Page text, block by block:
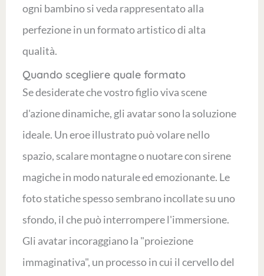
ogni bambino si veda rappresentato alla
perfezione in un formato artistico di alta
qualità.
Quando scegliere quale formato
Se desiderate che vostro figlio viva scene
d'azione dinamiche, gli avatar sono la soluzione
ideale. Un eroe illustrato può volare nello
spazio, scalare montagne o nuotare con sirene
magiche in modo naturale ed emozionante. Le
foto statiche spesso sembrano incollate su uno
sfondo, il che può interrompere l'immersione.
Gli avatar incoraggiano la "proiezione
immaginativa", un processo in cui il cervello del